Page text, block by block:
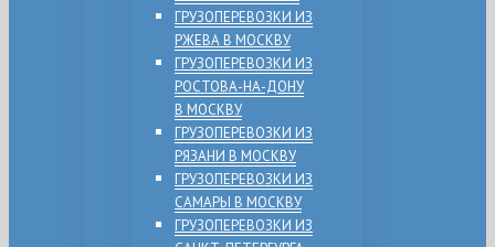
ГРУЗОПЕРЕВОЗКИ ИЗ
РЖЕВА В МОСКВУ
ГРУЗОПЕРЕВОЗКИ ИЗ
РОСТОВА-НА-ДОНУ
В МОСКВУ
ГРУЗОПЕРЕВОЗКИ ИЗ
РЯЗАНИ В МОСКВУ
ГРУЗОПЕРЕВОЗКИ ИЗ
САМАРЫ В МОСКВУ
ГРУЗОПЕРЕВОЗКИ ИЗ